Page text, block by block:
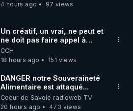
4 hours ago
97 views
Un créatif, un vrai, ne peut et
ne doit pas faire appel à
l'intelligence artificielle
CCH
18 hours ago
151 views
DANGER notre Souveraineté
Alimentaire est attaqué...
Coeur de Savoie radioweb TV
20 hours ago
473 views